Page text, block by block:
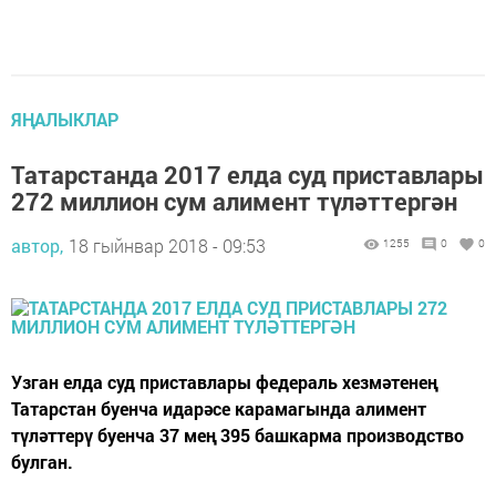
ЯҢАЛЫКЛАР
Татарстанда 2017 елда суд приставлары
272 миллион сум алимент түләттергән
автор, 18 гыйнвар 2018 - 09:53 1255 0 0
Узган елда суд приставлары федераль хезмәтенең
Татарстан буенча идарәсе карамагында алимент
түләттерү буенча 37 мең 395 башкарма производство
булган.